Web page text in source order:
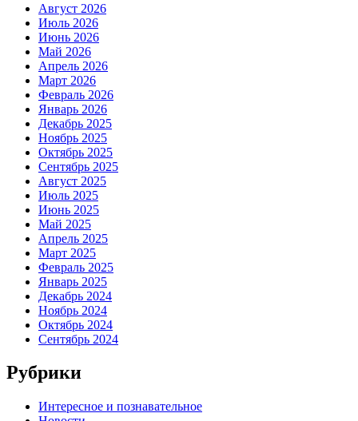
Август 2026
Июль 2026
Июнь 2026
Май 2026
Апрель 2026
Март 2026
Февраль 2026
Январь 2026
Декабрь 2025
Ноябрь 2025
Октябрь 2025
Сентябрь 2025
Август 2025
Июль 2025
Июнь 2025
Май 2025
Апрель 2025
Март 2025
Февраль 2025
Январь 2025
Декабрь 2024
Ноябрь 2024
Октябрь 2024
Сентябрь 2024
Рубрики
Интересное и познавательное